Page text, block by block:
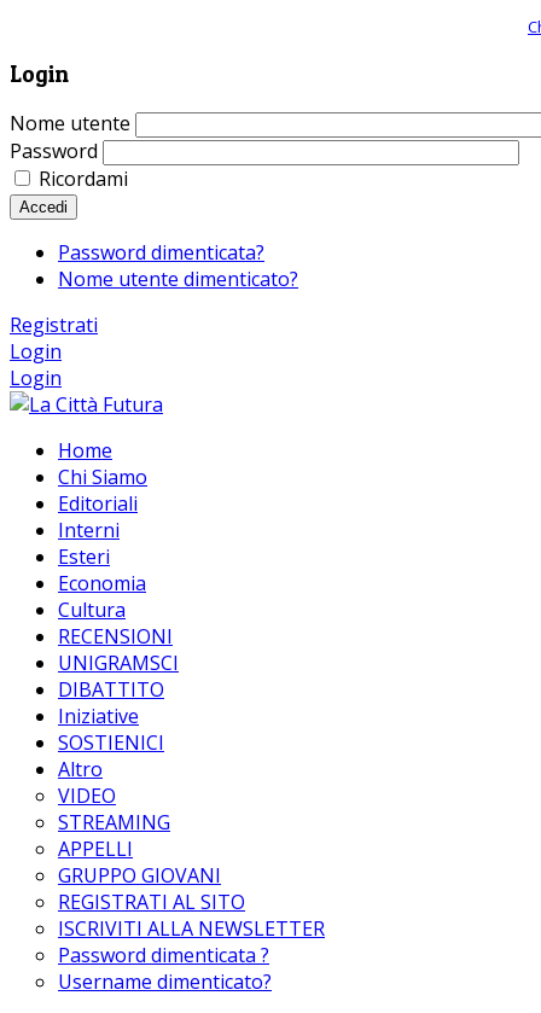
Login
Nome utente
Password
Ricordami
Accedi
Password dimenticata?
Nome utente dimenticato?
Registrati
Login
Login
Home
Chi Siamo
Editoriali
Interni
Esteri
Economia
Cultura
RECENSIONI
UNIGRAMSCI
DIBATTITO
Iniziative
SOSTIENICI
Altro
VIDEO
STREAMING
APPELLI
GRUPPO GIOVANI
REGISTRATI AL SITO
ISCRIVITI ALLA NEWSLETTER
Password dimenticata ?
Username dimenticato?